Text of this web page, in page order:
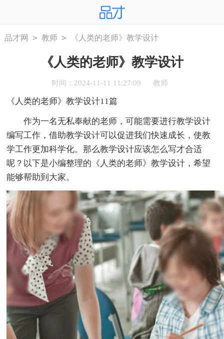
品才网 > 教师 > 《人类的老师》教学设计
《人类的老师》教学设计
时间：2024-11-11 11:27:09 教师
《人类的老师》教学设计11篇
作为一名无私奉献的老师，可能需要进行教学设计
编写工作，借助教学设计可以促进我们快速成长，使教
学工作更加科学化。那么教学设计应该怎么写才合适
呢？以下是小编整理的《人类的老师》教学设计，希望
能够帮助到大家。